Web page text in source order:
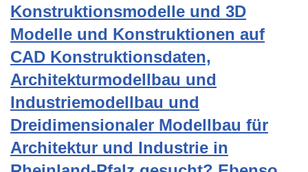
Konstruktionsmodelle und 3D
Modelle und Konstruktionen auf
CAD Konstruktionsdaten,
Architekturmodellbau und
Industriemodellbau und
Dreidimensionaler Modellbau für
Architektur und Industrie in